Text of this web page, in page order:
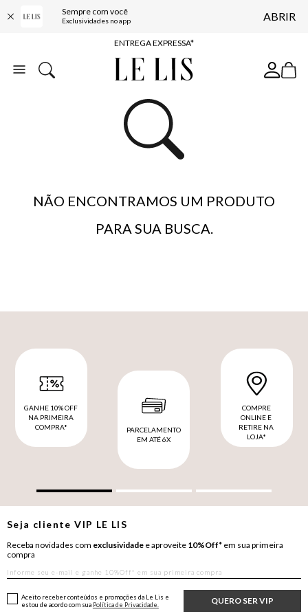
Sempre com você
Exclusividades no app ABRIR
COMPRE ONLINE E RETIRE EM LOJA*
ENTREGA EXPRESSA*
FRETE GRÁTIS*
10% OFF NA PRIMEIRA COMPRA*
NÃO ENCONTRAMOS UM PRODUTO
PARA SUA BUSCA.
GANHE 10% OFF
NA PRIMEIRA
COMPRA*
PARCELAMENTO
EM ATÉ 6X
COMPRE
ONLINE E
RETIRE NA
LOJA*
Seja clienteVIP LE LIS
Receba novidades com exclusividade e aproveite 10%Off* em sua primeira
compra
QUERO SER VIP
Aceito receber conteúdos e promoções da Le Lis e
estou de acordo com sua Política de Privacidade.